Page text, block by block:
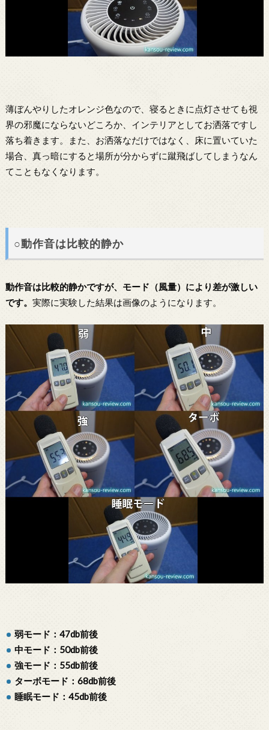
薄ぼんやりしたオレンジ色なので、寝るときに点灯させても視
界の邪魔にならないどころか、インテリアとしてお洒落ですし
落ち着きます。また、お洒落なだけではなく、床に置いていた
場合、真っ暗にすると場所が分からずに蹴飛ばしてしまうなん
てこともなくなります。
○動作音は比較的静か
動作音は比較的静かですが、モード（風量）により差が激しい
です。 実際に実験した結果は画像のようになります。
弱モード：47db前後
中モード：50db前後
強モード：55db前後
ターボモード：68db前後
睡眠モード：45db前後